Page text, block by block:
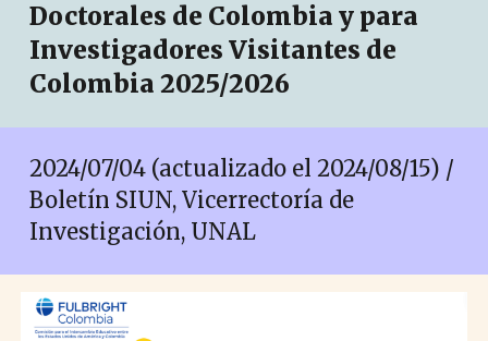
Doctorales de Colombia y para
Investigadores Visitantes de
Colombia 2025/2026
2024/07/04 (actualizado el 2024/08/15) /
Boletín SIUN, Vicerrectoría de
Investigación, UNAL